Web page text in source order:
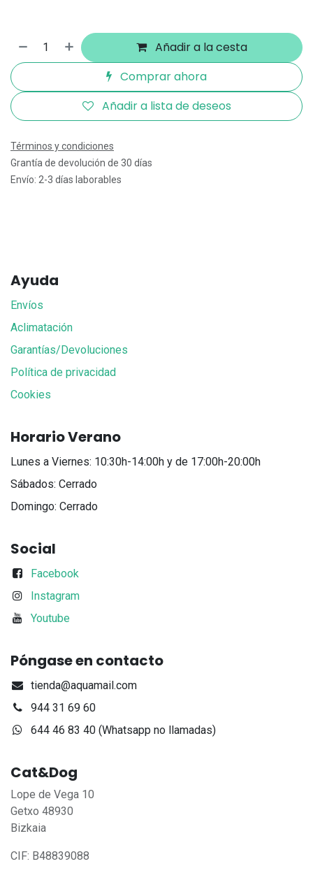
Añadir a la cesta
Comprar ahora
Añadir a lista de deseos
Términos y condiciones
Grantía de devolución de 30 días
Envío: 2-3 días laborables
Ayuda
Envíos
Aclimatación
Garantías/Devoluciones
Política de privacidad
Cookies
Horario Verano
Lunes a Viernes: 10:30h-14:00h y de 17:00h-20:00h
Sábados: Cerrado
Domingo: Cerrado
Social
Facebook
Instagram
Youtube
Póngase en contacto
tienda@aquamail.com
944 31 69 60
644 46 83 40 (Whatsapp no llamadas)
Cat&Dog
Lope de Vega 10
Getxo 48930
Bizkaia
CIF: B48839088